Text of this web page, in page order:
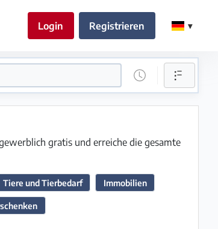
Login Registrieren
gratis und erreiche die gesamte
Tiere und Tierbedarf Immobilien